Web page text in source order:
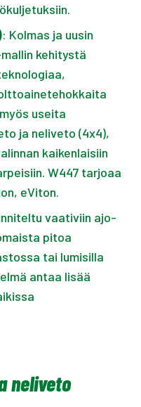
: Kolmas ja uusin
kehitystä
useita
ja neliveto (4x4),
kaikenlaisiin
W447 tarjoaa
eViton.
vaativiin ajo-
pitoa
tai lumisilla
antaa lisää
neliveto